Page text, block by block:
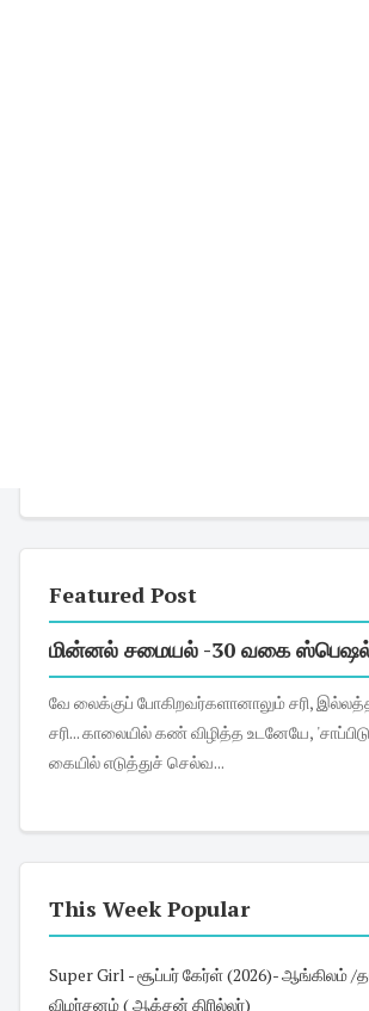
Featured Post
மின்னல் சமையல் -30 வகை ஸ்பெஷல்
வே லைக்குப் போகிறவர்களானாலும் சரி, இல்லத்தரசிகளானாலும்
சரி... காலையில் கண் விழித்த உடனேயே, 'சாப்பிடுவதற்கும்,
கையில் எடுத்துச் செல்வ...
This Week Popular
Super Girl - சூப்பர் கேர்ள் (2026)- ஆங்கிலம் /
விமர்சனம் ( ஆக்சன் திரில்லர்)